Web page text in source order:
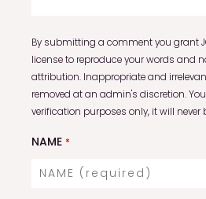
By submitting a comment you grant
license to reproduce your words and
attribution. Inappropriate and
removed at an admin's discretion.
verification purposes only, it will never
NAME *